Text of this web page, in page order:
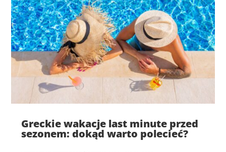
Greckie wakacje last minute przed
sezonem: dokąd warto polecieć?